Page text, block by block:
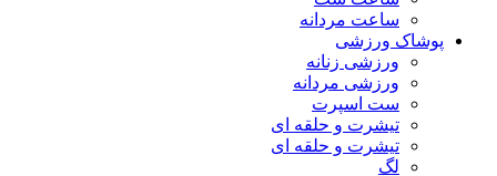
ساعت مردانه
پوشاک ورزشی
ورزشی زنانه
ورزشی مردانه
ست اسپرت
تیشرت و حلقه ای
تیشرت و حلقه ای
لگ